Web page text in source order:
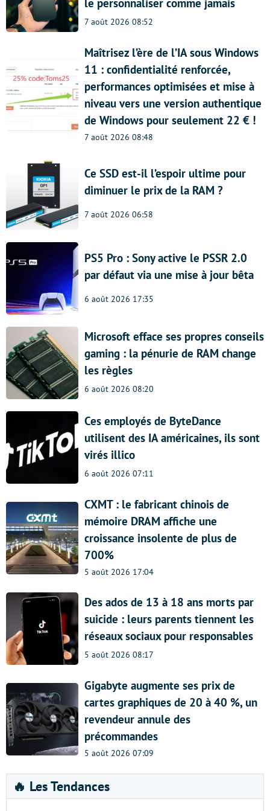
le personnaliser comme jamais
7 août 2026 08:52
Maîtrisez l’ère de l’IA sous Windows
11 : confidentialité renforcée,
performances optimisées et mise à
niveau vers une version authentique
de Windows pour seulement 22 € !
7 août 2026 08:48
Ce SSD est-il l’espoir ultime pour
diminuer le prix de la RAM ?
7 août 2026 06:58
PS5 Pro : Sony active le PSSR 2.0
par défaut via une mise à jour bêta
6 août 2026 17:35
Microsoft efface ses propres conseils
gaming : la pénurie de RAM change
les règles
6 août 2026 08:20
Ces employés de ByteDance
utilisent des IA américaines, ils sont
virés illico
6 août 2026 07:11
CXMT : le fabricant chinois de
mémoire DRAM affiche une
croissance insolente de plus de
700%
5 août 2026 17:04
Des ados de 13 à 18 ans morts par
suicide : leurs parents tiennent les
réseaux sociaux pour responsables
5 août 2026 08:17
Gigabyte augmente ses prix de
cartes graphiques de 20 à 40 %, un
revendeur annule des
précommandes
5 août 2026 07:09
🔥 Les Tendances